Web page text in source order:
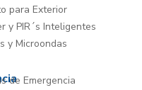
para Exterior
y PIR´s Inteligentes
y Microondas
de Emergencia